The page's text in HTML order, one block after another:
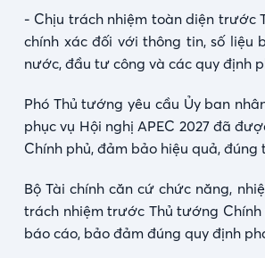
- Chịu trách nhiệm toàn diện trước
chính xác đối với thông tin, số liệu
nước, đầu tư công và các quy định
Phó Thủ tướng yêu cầu Ủy ban
phục vụ Hội nghị APEC 2027 đã
Chính phủ, đảm bảo hiệu quả, đúng
Bộ Tài chính căn cứ chức năng,
trách nhiệm trước Thủ tướng Chính
báo cáo, bảo đảm đúng quy định